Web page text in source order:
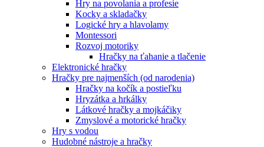
Hry na povolania a profesie
Kocky a skladačky
Logické hry a hlavolamy
Montessori
Rozvoj motoriky
Hračky na ťahanie a tlačenie
Elektronické hračky
Hračky pre najmenších (od narodenia)
Hračky na kočík a postieľku
Hryzátka a hrkálky
Látkové hračky a mojkáčiky
Zmyslové a motorické hračky
Hry s vodou
Hudobné nástroje a hračky